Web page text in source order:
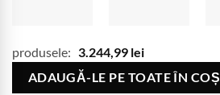
produsele: 3.244,99 lei
ADAUGĂ-LE PE TOATE ÎN COȘ